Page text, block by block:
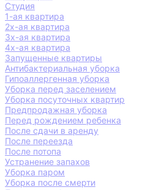
Студия
1-ая квартира
2х-ая квартира
3х-ая квартира
4х-ая квартира
Запущенные квартиры
Антибактериальная уборка
Гипоаллергенная уборка
Уборка перед заселением
Уборка посуточных квартир
Предпродажная уборка
Перед рождением ребенка
После сдачи в аренду
После переезда
После потопа
Устранение запахов
Уборка паром
Уборка после смерти